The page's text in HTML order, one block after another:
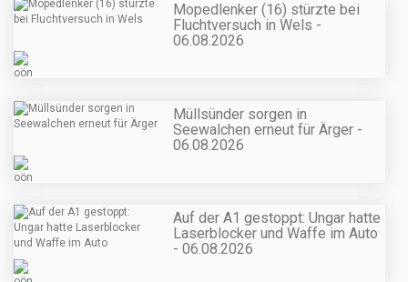
Mopedlenker (16) stürzte bei
Fluchtversuch in Wels -
06.08.2026
Müllsünder sorgen in
Seewalchen erneut für Ärger -
06.08.2026
Auf der A1 gestoppt: Ungar hatte
Laserblocker und Waffe im Auto
- 06.08.2026